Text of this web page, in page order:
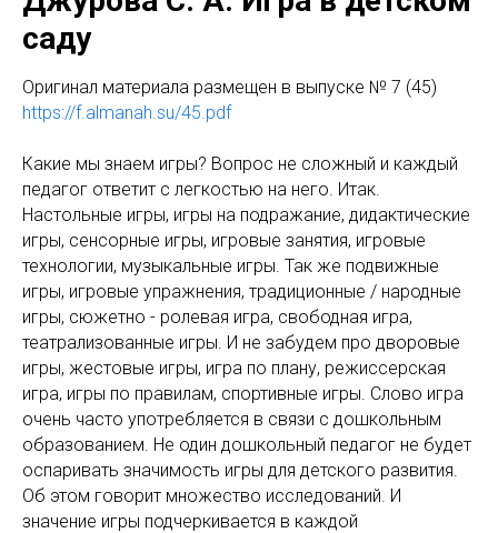
саду
Оригинал материала размещен в выпуске № 7 (45)
https://f.almanah.su/45.pdf
Какие мы знаем игры? Вопрос не сложный и каждый
педагог ответит с легкостью на него. Итак.
Настольные игры, игры на подражание, дидактические
игры, сенсорные игры, игровые занятия, игровые
технологии, музыкальные игры. Так же подвижные
игры, игровые упражнения, традиционные / народные
игры, сюжетно - ролевая игра, свободная игра,
театрализованные игры. И не забудем про дворовые
игры, жестовые игры, игра по плану, режиссерская
игра, игры по правилам, спортивные игры. Слово игра
очень часто употребляется в связи с дошкольным
образованием. Не один дошкольный педагог не будет
оспаривать значимость игры для детского развития.
Об этом говорит множество исследований. И
значение игры подчеркивается в каждой